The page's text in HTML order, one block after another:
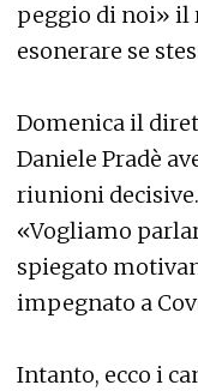
peggio di noi» il
esonerare se
Domenica il
Daniele Pradè
riunioni
«Vogliamo
spiegato
impegnato a
Intanto, ecco i